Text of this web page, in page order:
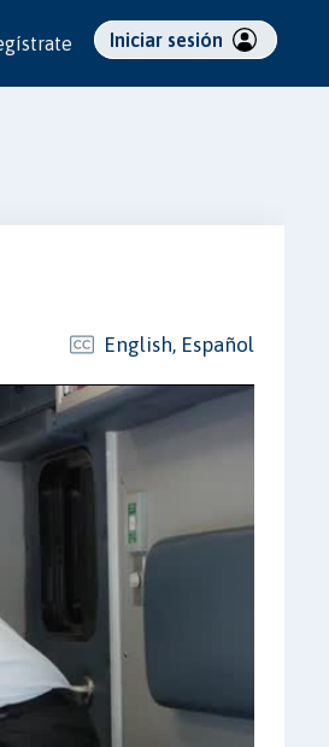
Iniciar sesión
English, Español